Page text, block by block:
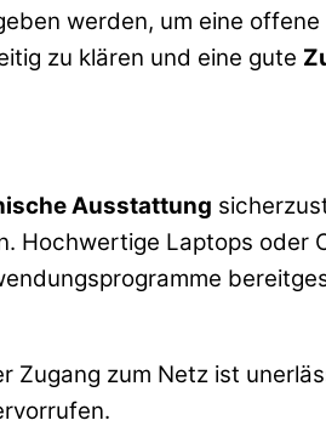
werden, um eine
zu klären und eine gute
Ausstattung
Hochwertige Laptops oder
Zugang zum Netz ist